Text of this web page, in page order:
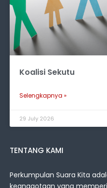
Koalisi Sekutu
Selengkapnya »
29 July 2026
TENTANG KAMI
Perkumpulan Suara Kita